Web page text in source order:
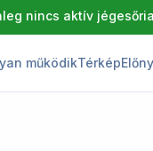
nincs aktív
működikTérkép